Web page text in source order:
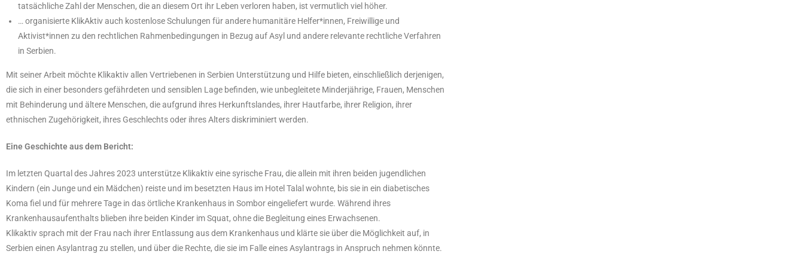
tatsächliche Zahl der Menschen, die an diesem Ort ihr Leben verloren haben, ist vermutlich viel höher.
… organisierte KlikAktiv auch kostenlose Schulungen für andere humanitäre Helfer*innen, Freiwillige und
Aktivist*innen zu den rechtlichen Rahmenbedingungen in Bezug auf Asyl und andere relevante rechtliche Verfahren
in Serbien.
Mit seiner Arbeit möchte Klikaktiv allen Vertriebenen in Serbien Unterstützung und Hilfe bieten, einschließlich derjenigen,
die sich in einer besonders gefährdeten und sensiblen Lage befinden, wie unbegleitete Minderjährige, Frauen, Menschen
mit Behinderung und ältere Menschen, die aufgrund ihres Herkunftslandes, ihrer Hautfarbe, ihrer Religion, ihrer
ethnischen Zugehörigkeit, ihres Geschlechts oder ihres Alters diskriminiert werden.
Eine Geschichte aus dem Bericht:
Im letzten Quartal des Jahres 2023 unterstütze Klikaktiv eine syrische Frau, die allein mit ihren beiden jugendlichen
Kindern (ein Junge und ein Mädchen) reiste und im besetzten Haus im Hotel Talal wohnte, bis sie in ein diabetisches
Koma fiel und für mehrere Tage in das örtliche Krankenhaus in Sombor eingeliefert wurde. Während ihres
Krankenhausaufenthalts blieben ihre beiden Kinder im Squat, ohne die Begleitung eines Erwachsenen.
Klikaktiv sprach mit der Frau nach ihrer Entlassung aus dem Krankenhaus und klärte sie über die Möglichkeit auf, in
Serbien einen Asylantrag zu stellen, und über die Rechte, die sie im Falle eines Asylantrags in Anspruch nehmen könnte.